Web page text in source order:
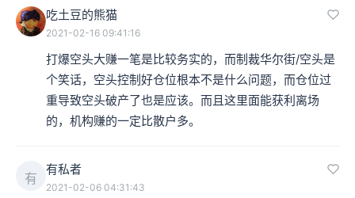
吃土豆的熊猫
2021-02-16 09:41:16
打爆空头大赚一笔是比较务实的，而制裁华尔街/空头是
个笑话，空头控制好仓位根本不是什么问题，而仓位过
重导致空头破产了也是应该。而且这里面能获利离场
的，机构赚的一定比散户多。
有
有私者
2021-02-06 04:31:43